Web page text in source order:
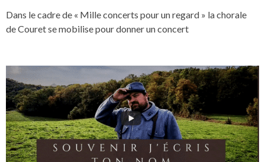
Dans le cadre de « Mille concerts pour un regard » la chorale
de Couret se mobilise pour donner un concert